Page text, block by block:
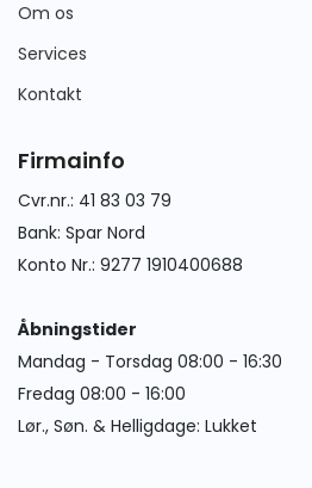
Om os
Services
Kontakt
Firmainfo
Cvr.nr.: 41 83 03 79
Bank: Spar Nord
Konto Nr.: 9277 1910400688
Åbningstider
Mandag - Torsdag 08:00 - 16:30
Fredag 08:00 - 16:00
Lør., Søn. & Helligdage: Lukket